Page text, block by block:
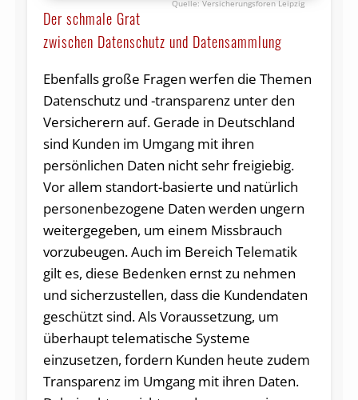
Versicherungsforen Leipzig
Der schmale Grat
zwischen Datenschutz und Datensammlung
Ebenfalls große Fragen werfen die Themen
Datenschutz und -transparenz unter den
Versicherern auf. Gerade in Deutschland
sind Kunden im Umgang mit ihren
persönlichen Daten nicht sehr freigiebig.
Vor allem standort-basierte und natürlich
personenbezogene Daten werden ungern
weitergegeben, um einem Missbrauch
vorzubeugen. Auch im Bereich Telematik
gilt es, diese Bedenken ernst zu nehmen
und sicherzustellen, dass die Kundendaten
geschützt sind. Als Voraussetzung, um
überhaupt telematische Systeme
einzusetzen, fordern Kunden heute zudem
Transparenz im Umgang mit ihren Daten.